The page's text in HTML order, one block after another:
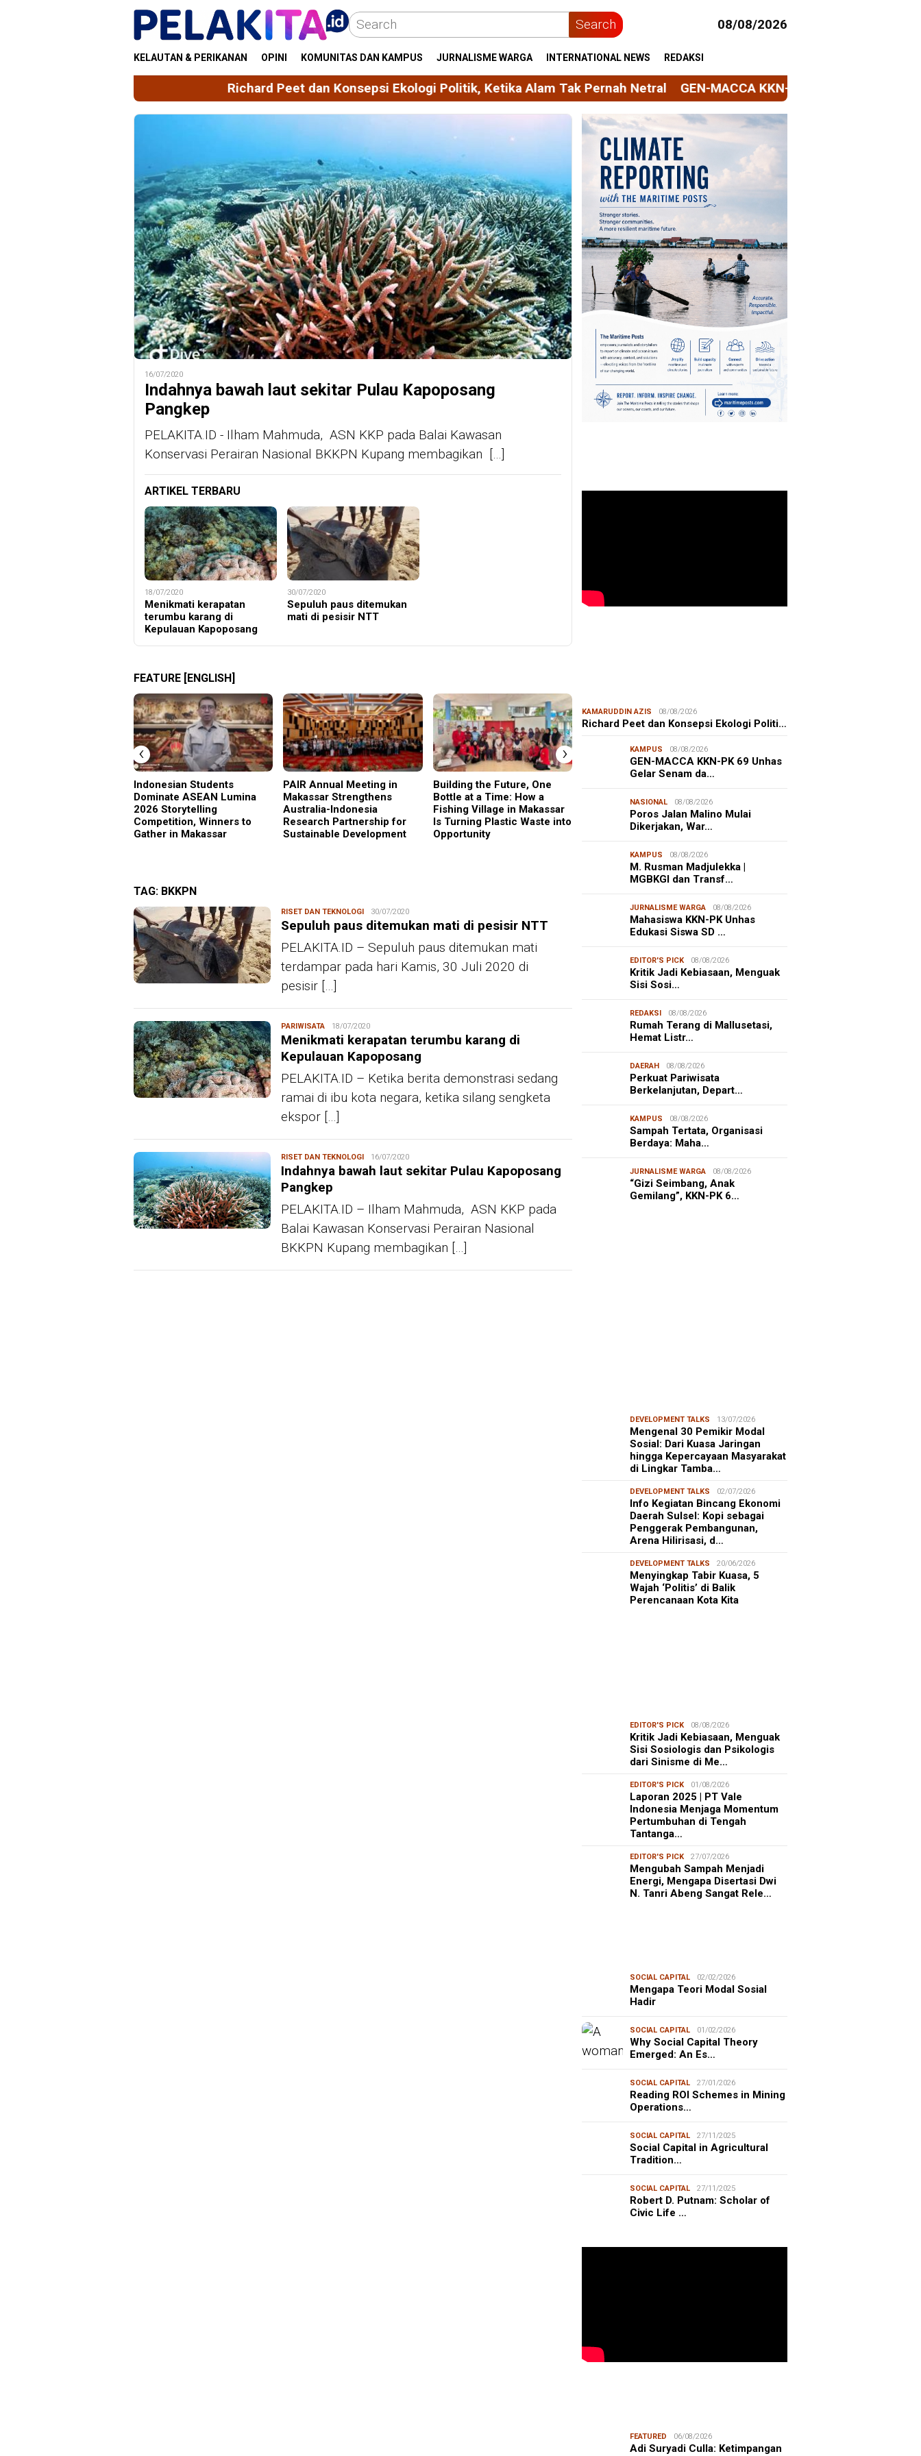
Skip
Search 08/08/2026
KELAUTAN & PERIKANAN OPINI KOMUNITAS DAN KAMPUS JURNALISME WARGA INTERNATIONAL NEWS REDAKSI
Richard Peet dan Konsepsi Ekologi Politik, Ketika Alam Tak Pernah Netral GEN-MACCA KKN-PK 69 Unhas Gelar Senam dan
16/07/2020
Indahnya bawah laut sekitar Pulau Kapoposang
Pangkep
PELAKITA.ID - Ilham Mahmuda, ASN KKP pada Balai Kawasan
Konservasi Perairan Nasional BKKPN Kupang membagikan […]
ARTIKEL TERBARU
18/07/2020
Menikmati kerapatan
terumbu karang di
Kepulauan Kapoposang
30/07/2020
Sepuluh paus ditemukan
mati di pesisir NTT
FEATURE [ENGLISH]
Indonesian Students
Dominate ASEAN Lumina
2026 Storytelling
Competition, Winners to
Gather in Makassar
PAIR Annual Meeting in
Makassar Strengthens
Australia-Indonesia
Research Partnership for
Sustainable Development
Building the Future, One
Bottle at a Time: How a
Fishing Village in Makassar
Is Turning Plastic Waste into
Opportunity
Became the Idol of a
Generation
‹ ›
TAG: BKKPN
RISET DAN TEKNOLOGI Redaksi
30/07/2020
Sepuluh paus ditemukan mati di pesisir NTT
PELAKITA.ID – Sepuluh paus ditemukan mati
terdampar pada hari Kamis, 30 Juli 2020 di
pesisir […]
PARIWISATA Redaksi
18/07/2020
Menikmati kerapatan terumbu karang di
Kepulauan Kapoposang
PELAKITA.ID – Ketika berita demonstrasi sedang
ramai di ibu kota negara, ketika silang sengketa
ekspor […]
RISET DAN TEKNOLOGI Redaksi
16/07/2020
Indahnya bawah laut sekitar Pulau Kapoposang
Pangkep
PELAKITA.ID – Ilham Mahmuda, ASN KKP pada
Balai Kawasan Konservasi Perairan Nasional
BKKPN Kupang membagikan […]
KAMARUDDIN AZIS 08/08/2026
Richard Peet dan Konsepsi Ekologi Politi…
KAMPUS 08/08/2026
GEN-MACCA KKN-PK 69 Unhas
Gelar Senam da…
NASIONAL 08/08/2026
Poros Jalan Malino Mulai
Dikerjakan, War…
KAMPUS 08/08/2026
M. Rusman Madjulekka |
MGBKGI dan Transf…
JURNALISME WARGA 08/08/2026
Mahasiswa KKN-PK Unhas
Edukasi Siswa SD …
EDITOR'S PICK 08/08/2026
Kritik Jadi Kebiasaan, Menguak
Sisi Sosi…
REDAKSI 08/08/2026
Rumah Terang di Mallusetasi,
Hemat Listr…
DAERAH 08/08/2026
Perkuat Pariwisata
Berkelanjutan, Depart…
KAMPUS 08/08/2026
Sampah Tertata, Organisasi
Berdaya: Maha…
JURNALISME WARGA 08/08/2026
“Gizi Seimbang, Anak
Gemilang”, KKN-PK 6…
JURNALISME WARGA 08/08/2026
Mahasiswa KKN-PK Unhas Edukasi
Siswa SD Cegah Karies melalui
DEVELOPMENT TALKS 13/07/2026
Mengenal 30 Pemikir Modal
Sosial: Dari Kuasa Jaringan
hingga Kepercayaan Masyarakat
di Lingkar Tamba…
DEVELOPMENT TALKS 02/07/2026
Info Kegiatan Bincang Ekonomi
Daerah Sulsel: Kopi sebagai
Penggerak Pembangunan,
Arena Hilirisasi, d…
DEVELOPMENT TALKS 20/06/2026
Menyingkap Tabir Kuasa, 5
Wajah ‘Politis’ di Balik
Perencanaan Kota Kita
EDITOR'S PICK 08/08/2026
Kritik Jadi Kebiasaan, Menguak
Sisi Sosiologis dan Psikologis
dari Sinisme di Me…
EDITOR'S PICK 01/08/2026
Laporan 2025 | PT Vale
Indonesia Menjaga Momentum
Pertumbuhan di Tengah
Tantanga…
EDITOR'S PICK 27/07/2026
Mengubah Sampah Menjadi
Energi, Mengapa Disertasi Dwi
N. Tanri Abeng Sangat Rele…
SOCIAL CAPITAL 02/02/2026
Mengapa Teori Modal Sosial
Hadir
SOCIAL CAPITAL 01/02/2026
Why Social Capital Theory
Emerged: An Es…
SOCIAL CAPITAL 27/01/2026
Reading ROI Schemes in Mining
Operations…
SOCIAL CAPITAL 27/11/2025
Social Capital in Agricultural
Tradition…
SOCIAL CAPITAL 27/11/2025
Robert D. Putnam: Scholar of
Civic Life …
FEATURED 06/08/2026
Adi Suryadi Culla: Ketimpangan